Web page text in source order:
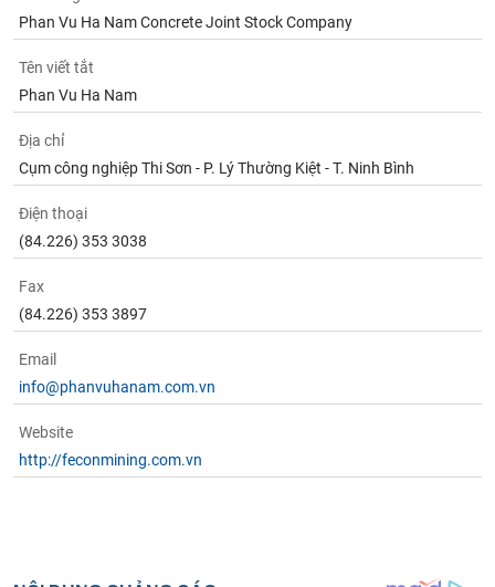
Phan Vu Ha Nam Concrete Joint Stock Company
Tên viết tắt
Phan Vu Ha Nam
Địa chỉ
Cụm công nghiệp Thi Sơn - P. Lý Thường Kiệt - T. Ninh Bình
Điện thoại
(84.226) 353 3038
Fax
(84.226) 353 3897
Email
info@phanvuhanam.com.vn
Website
http://feconmining.com.vn